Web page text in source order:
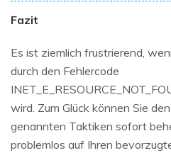
Fazit
Es ist ziemlich frustrierend,
durch den Fehlercode
wird. Zum Glück können Sie
genannten Taktiken sofort
problemlos auf Ihren